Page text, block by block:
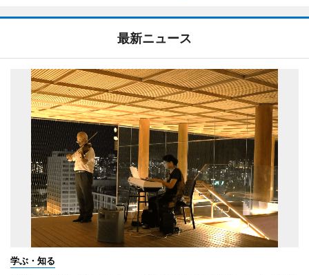
最新ニュース
学ぶ・知る